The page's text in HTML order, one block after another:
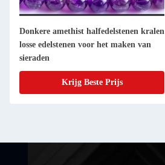
Donkere amethist halfedelstenen kralen
losse edelstenen voor het maken van
sieraden
Krijg Beste Prijs